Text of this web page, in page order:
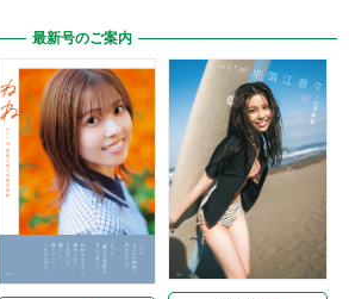
最新号のご案内